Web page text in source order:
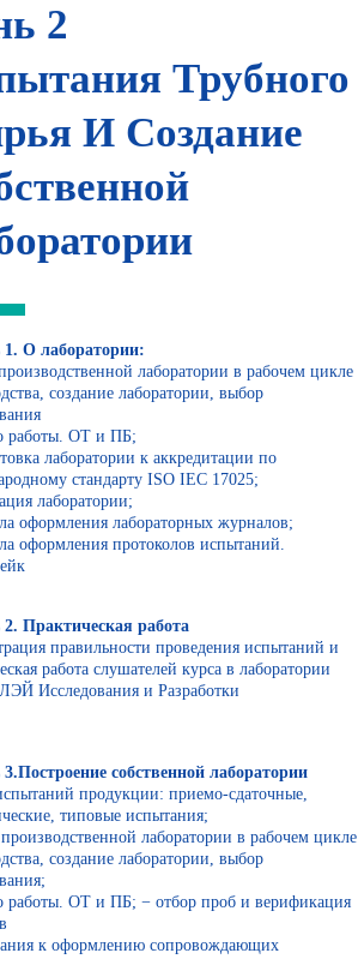
2
Трубного
И Создание
О лаборатории:
лаборатории в рабочем цикле
создание лаборатории, выбор
работы. ОТ и ПБ;
лаборатории к аккредитации по
стандарту ISO IEC 17025;
лаборатории;
оформления лабораторных журналов;
оформления протоколов испытаний.
Практическая работа
правильности проведения испытаний и
работа слушателей курса в лаборатории
Исследования и Разработки
собственной лаборатории
продукции: приемо-сдаточные,
типовые испытания;
лаборатории в рабочем цикле
создание лаборатории, выбор
работы. ОТ и ПБ; − отбор проб и верификация
к оформлению сопровождающих